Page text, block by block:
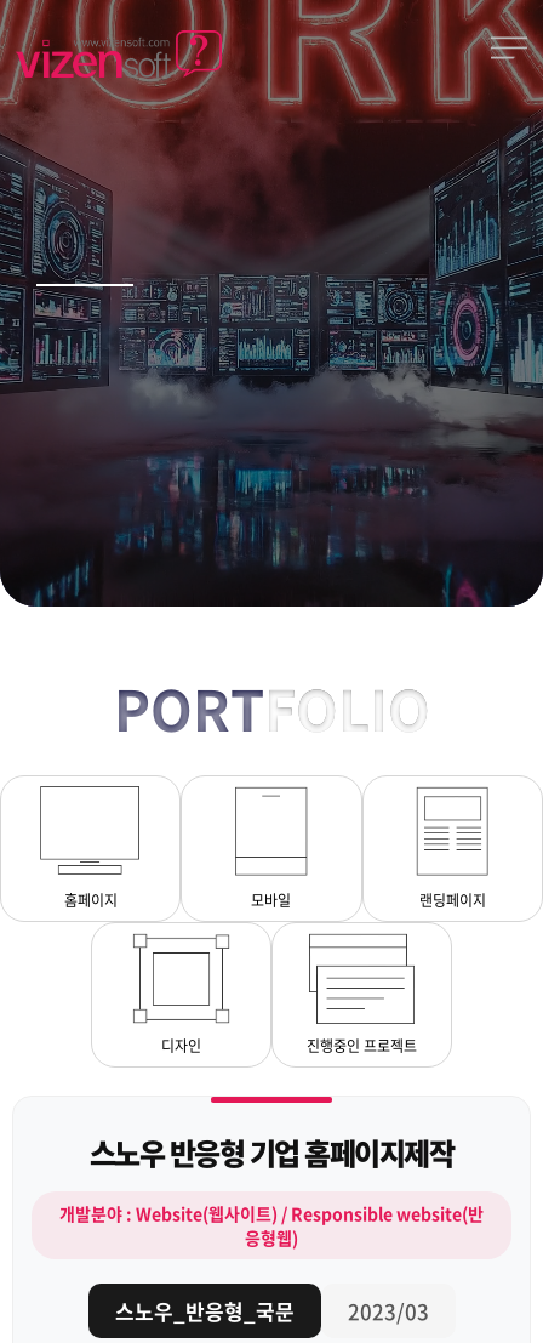
PORTFOLIO
홈페이지 모바일 랜딩페이지
디자인 진행중인 프로젝트
스노우 반응형 기업 홈페이지제작
개발분야 : Website(웹사이트) / Responsible website(반
응형웹)
스노우_반응형_국문 2023/03